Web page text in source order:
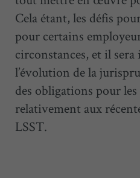
Cela étant, les défis
pour certains
circonstances, et il
l’évolution de la
des obligations pour
relativement aux
LSST.